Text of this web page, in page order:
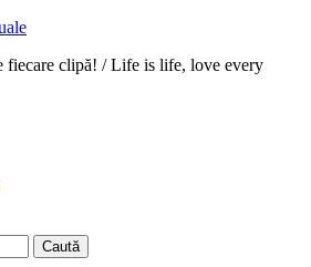
fiecare clipă! / Life is life, love every